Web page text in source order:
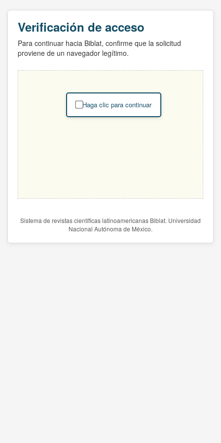
Verificación de acceso
Para continuar hacia Biblat, confirme que la solicitud
proviene de un navegador legítimo.
Haga clic para continuar
Sistema de revistas científicas latinoamericanas Biblat. Universidad
Nacional Autónoma de México.